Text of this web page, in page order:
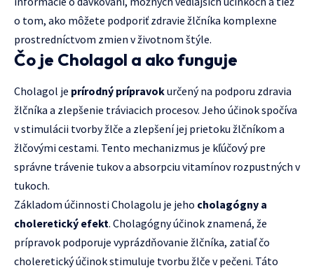
o tom, ako môžete podporiť zdravie žlčníka komplexne
prostredníctvom zmien v životnom štýle.
Čo je Cholagol a ako funguje
Cholagol je prírodný prípravokurčený na podporu zdravia
žlčníka a zlepšenie tráviacich procesov. Jeho účinok spočíva
v stimulácii tvorby žlče a zlepšení jej prietoku žlčníkom a
žlčovými cestami. Tento mechanizmus je kľúčový pre
správne trávenie tukov a absorpciu vitamínov rozpustných v
tukoch.
Základom účinnosti Cholagolu je jeho cholagógny a
choleretický efekt. Cholagógny účinok znamená, že
prípravok podporuje vyprázdňovanie žlčníka, zatiaľ čo
choleretický účinok stimuluje tvorbu žlče v pečeni. Táto